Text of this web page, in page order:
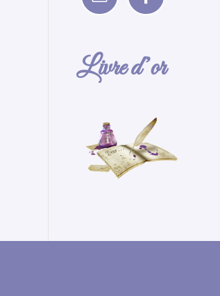
Livre d’or